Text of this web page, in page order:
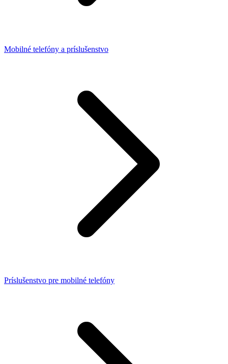
Mobilné telefóny a príslušenstvo
Príslušenstvo pre mobilné telefóny